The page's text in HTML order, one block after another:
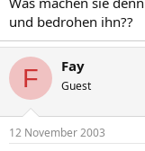
und bedrohen ihn??
F Fay
Guest
12 November 2003